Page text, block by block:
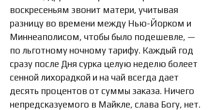
воскресеньям звонит матери, учитывая
разницу во времени между Нью-Йорком и
Миннеаполисом, чтобы было подешевле, —
по льготному ночному тарифу. Каждый год
сразу после Дня сурка целую неделю болеет
сенной лихорадкой и на чай всегда дает
десять процентов от суммы заказа. Ничего
непредсказуемого в Майкле, слава Богу, нет.